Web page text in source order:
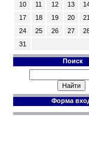
10
11 12 13
17
18 19 20 21
24
25 26 27
31
Поиск
Форма